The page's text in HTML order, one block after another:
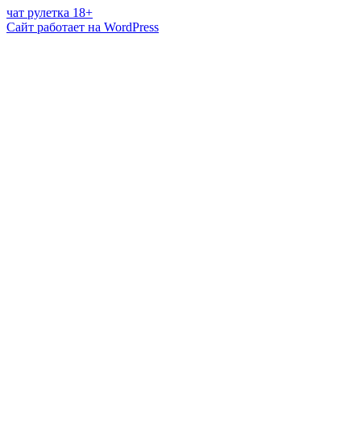
чат рулетка 18+
Сайт работает на WordPress